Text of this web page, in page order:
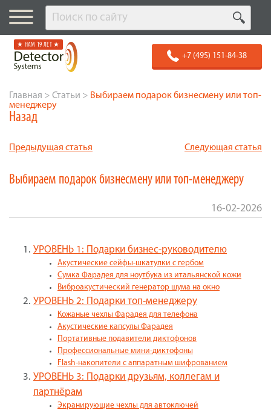
★ НАМ 19 ЛЕТ ★
+7 (495) 151-84-38
Главная > Статьи > Выбираем подарок бизнесмену или топ-
менеджеру
Назад
Предыдущая статья Следующая статья
Выбираем подарок бизнесмену или топ-менеджеру
16-02-2026
УРОВЕНЬ 1: Подарки бизнес-руководителю
Акустические сейфы-шкатулки с гербом
Сумка Фарадея для ноутбука из итальянской кожи
Виброакустический генератор шума на окно
УРОВЕНЬ 2: Подарки топ-менеджеру
Кожаные чехлы Фарадея для телефона
Акустические капсулы Фарадея
Портативные подавители диктофонов
Профессиональные мини-диктофоны
Flash-накопители с аппаратным шифрованием
УРОВЕНЬ 3: Подарки друзьям, коллегам и
партнёрам
Экранирующие чехлы для автоключей